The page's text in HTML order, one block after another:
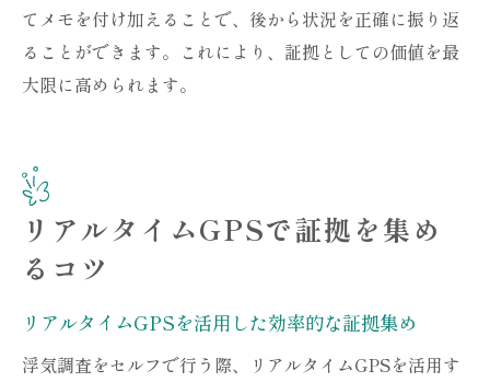
てメモを付け加えることで、後から状況を正確に振り返
ることができます。これにより、証拠としての価値を最
大限に高められます。
リアルタイムGPSで証拠を集め
るコツ
リアルタイムGPSを活用した効率的な証拠集め
浮気調査をセルフで行う際、リアルタイムGPSを活用す